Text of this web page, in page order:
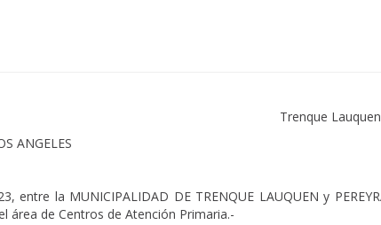
Trenque
ANGELES
la MUNICIPALIDAD DE TRENQUE LAUQUEN y
área de Centros de Atención Primaria.-